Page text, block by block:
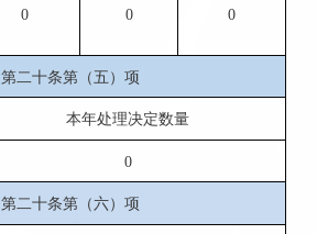
0 0 0
第二十条第（五）项
本年处理决定数量
0
第二十条第（六）项